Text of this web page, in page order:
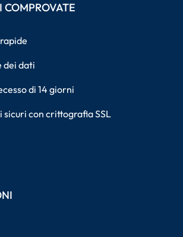
COMPROVATE
dei dati
di 14 giorni
sicuri con crittografia SSL